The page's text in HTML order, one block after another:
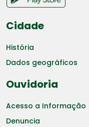
Cidade
História
Dados geográficos
Ouvidoria
Acesso a Informação
Denuncia